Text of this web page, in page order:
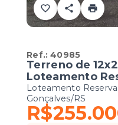
Ref.:40985
Terreno de
Loteamento
Loteamento
Gonçalves/RS